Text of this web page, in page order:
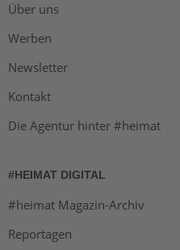
Über uns
Werben
Newsletter
Kontakt
Die Agentur hinter #heimat
#HEIMAT DIGITAL
#heimat Magazin-Archiv
Reportagen